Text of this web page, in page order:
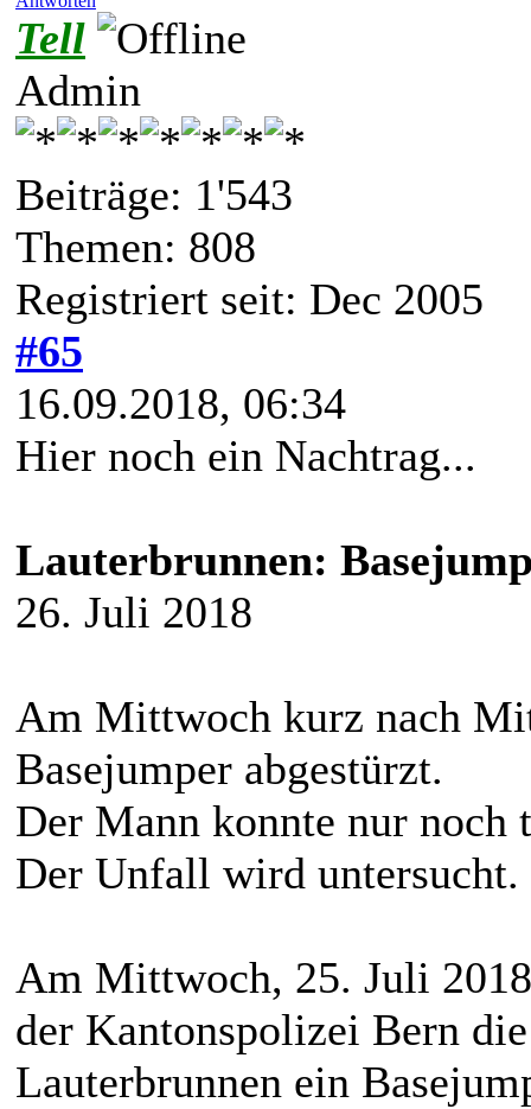
Tell
Admin
Beiträge: 1'543
Themen: 808
Registriert seit: Dec 2005
#65
16.09.2018, 06:34
Hier noch ein Nachtrag...
Lauterbrunnen:
26. Juli 2018
Am Mittwoch kurz nach
Basejumper abgestürzt.
Der Mann konnte nur noch
Der Unfall wird untersucht.
Am Mittwoch, 25. Juli
der Kantonspolizei Bern
Lauterbrunnen ein